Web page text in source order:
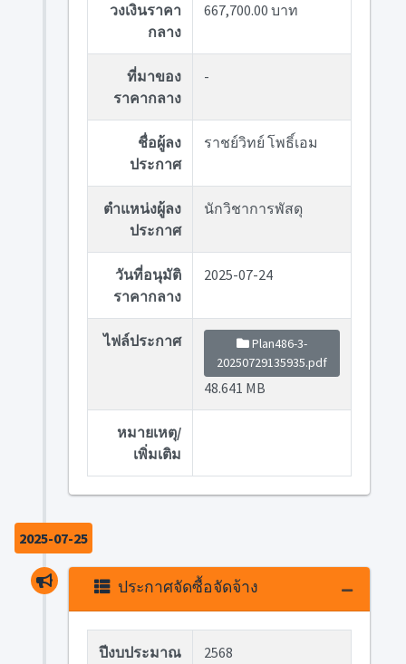
วงเงินราคา
กลาง
667,700.00 บาท
ที่มาของ
ราคากลาง
-
ชื่อผู้ลง
ประกาศ
ราชย์วิทย์ โพธิ์เอม
ตำแหน่งผู้ลง
ประกาศ
นักวิชาการพัสดุ
วันที่อนุมัติ
ราคากลาง
2025-07-24
ไฟล์ประกาศ
Plan486-3-
20250729135935.pdf
48.641 MB
หมายเหตุ/
เพิ่มเติม
2025-07-25
ประกาศจัดซื้อจัดจ้าง
ปีงบประมาณ 2568